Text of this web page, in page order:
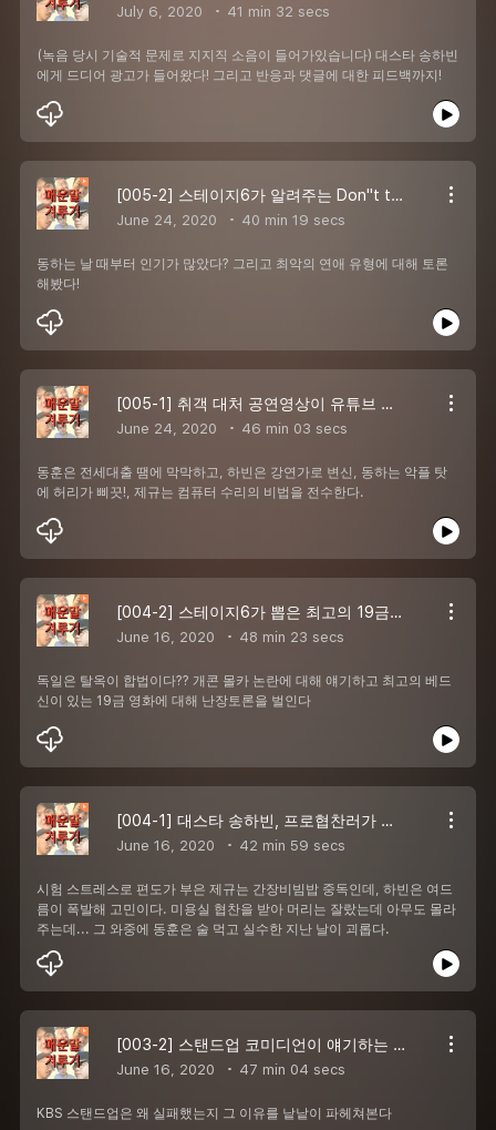
July 6, 2020 41 min 32 secs
(녹음 당시 기술적 문제로 지지직 소음이 들어가있습니다) 대스타 송하빈
에게 드디어 광고가 들어왔다! 그리고 반응과 댓글에 대한 피드백까지!
[005-2] 스테이지6가 알려주는 Don''t try this 연애 at home!! (feat. 실화)
June 24, 2020 40 min 19 secs
동하는 날 때부터 인기가 많았다? 그리고 최악의 연애 유형에 대해 토론
해봤다!
[005-1] 취객 대처 공연영상이 유튜브 떡상했다?! 김동하, 왕관의 무게를 견뎌라!
June 24, 2020 46 min 03 secs
동훈은 전세대출 땜에 막막하고, 하빈은 강연가로 변신, 동하는 악플 탓
에 허리가 삐끗!, 제규는 컴퓨터 수리의 비법을 전수한다.
[004-2] 스테이지6가 뽑은 최고의 19금 영화 OOO??!!!
June 16, 2020 48 min 23 secs
독일은 탈옥이 합법이다?? 개콘 몰카 논란에 대해 얘기하고 최고의 베드
신이 있는 19금 영화에 대해 난장토론을 벌인다
[004-1] 대스타 송하빈, 프로협찬러가 되다!! (feat. 모리예)
June 16, 2020 42 min 59 secs
시험 스트레스로 편도가 부은 제규는 간장비빔밥 중독인데, 하빈은 여드
름이 폭발해 고민이다. 미용실 협찬을 받아 머리는 잘랐는데 아무도 몰라
주는데... 그 와중에 동훈은 술 먹고 실수한 지난 날이 괴롭다.
[003-2] 스탠드업 코미디언이 얘기하는 KBS 스탠드업!!
June 16, 2020 47 min 04 secs
KBS 스탠드업은 왜 실패했는지 그 이유를 낱낱이 파헤쳐본다